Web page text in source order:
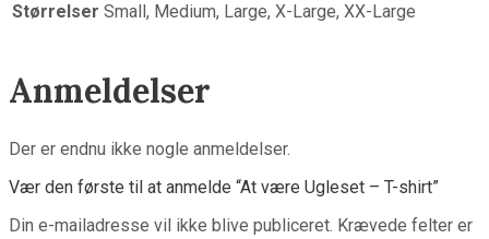
Størrelser Small, Medium, Large, X-Large, XX-Large
Anmeldelser
Der er endnu ikke nogle anmeldelser.
Vær den første til at anmelde “At være Ugleset – T-shirt”
Din e-mailadresse vil ikke blive publiceret. Krævede felter er